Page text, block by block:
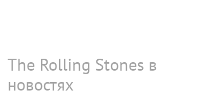
The Rolling Stones в
новостях